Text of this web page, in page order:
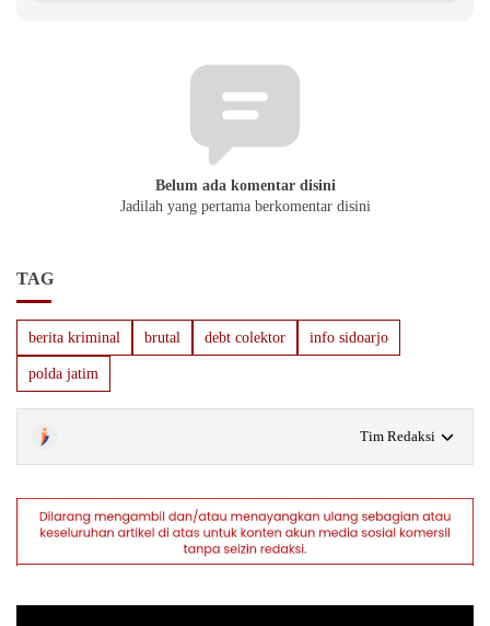
Belum ada komentar disini
Jadilah yang pertama berkomentar disini
TAG
berita kriminal brutal debt colektor info sidoarjo
polda jatim
Tim Redaksi